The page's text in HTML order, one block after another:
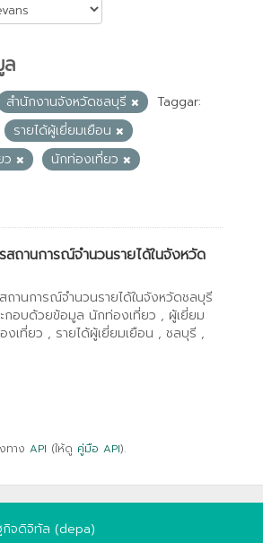
สำนักงานจังหวัดชลบุรี
Taggar:
รายได้ผู้เยี่ยมเยือน
ว
นักท่องเที่ยว
ถานการณ์จำนวนรายได้ในจังหวัด
านการณ์จำนวนรายได้ในจังหวัดชลบุรี
กอบด้วยข้อมูล นักท่องเที่ยว , ผู้เยี่ยม
งเที่ยว , รายได้ผู้เยี่ยมเยือน , ชลบุรี ,
ทาง API (ให้ดู คู่มือ API).
กิจดิจิทัล (depa)